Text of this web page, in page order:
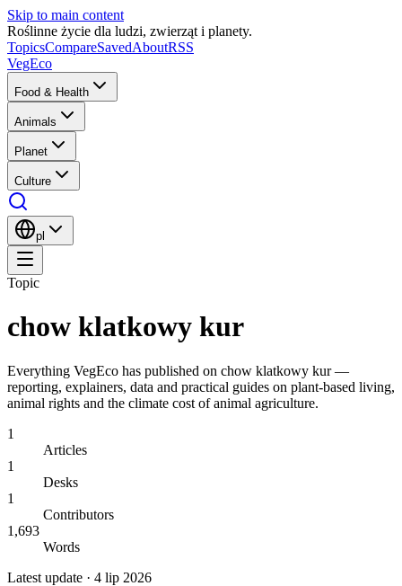
Skip to main content
Roślinne życie dla ludzi, zwierząt i planety.
TopicsCompareSavedAboutRSS
VegEco
Food & Health
Animals
Planet
Culture
pl
Topic
chow klatkowy kur
Everything VegEco has published on chow klatkowy kur—
reporting, explainers, data and practical guides on plant-based living,
animal rights and the climate cost of animal agriculture.
1
Articles
1
Desks
1
Contributors
1,693
Words
Latest update · 4 lip 2026